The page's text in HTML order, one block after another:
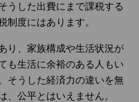
うした出費にまで課税する
制度にはあります。
り、家族構成や生活状況が
も生活に余裕のある人もい
そうした経済力の違いを無
、公平とはいえません。